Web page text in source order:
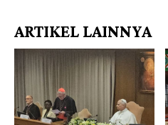
ARTIKEL LAINNYA